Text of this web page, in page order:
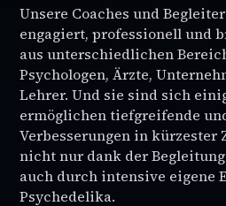
Unsere Coaches und
engagiert, professionell und
aus unterschiedlichen
Psychologen, Ärzte,
Lehrer. Und sie sind sich
ermöglichen tiefgreifende
Verbesserungen in kürzester
nicht nur dank der
auch durch intensive eigene
Psychedelika.